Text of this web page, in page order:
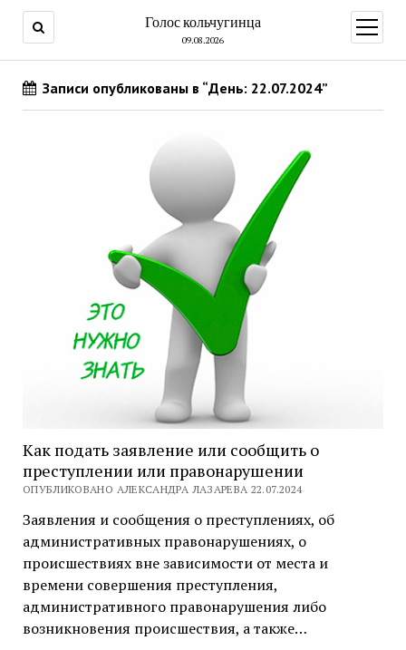
Голос кольчугинца
09.08.2026
меню
Записи опубликованы в “День: 22.07.2024”
Как подать заявление или сообщить о
преступлении или правонарушении
ОПУБЛИКОВАНО АЛЕКСАНДРА ЛАЗАРЕВА 22.07.2024
Заявления и сообщения о преступлениях, об
административных правонарушениях, о
происшествиях вне зависимости от места и
времени совершения преступления,
административного правонарушения либо
возникновения происшествия, а также…